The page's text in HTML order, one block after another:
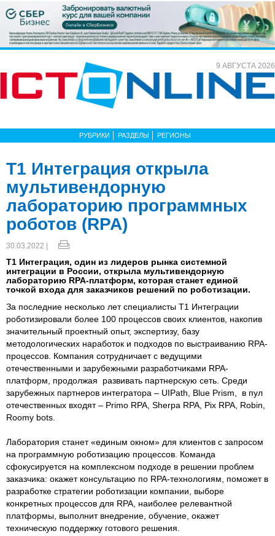
9 АВГУСТА 2026
РУБРИКИ РАЗДЕЛЫ РЕГИОНЫ
Т1 Интеграция открыла
мультивендорную
лабораторию программных
роботов (RPA)
30.03.2022 |
Т1 Интеграция, один из лидеров рынка системной
интеграции в России, открыла мультивендорную
лабораторию RPA-платформ, которая станет единой
точкой входа для заказчиков решений по роботизации.
За последние несколько лет специалисты Т1 Интеграции
роботизировали более 100 процессов своих клиентов, накопив
значительный проектный опыт, экспертизу, базу
методологических наработок и подходов по выстраиванию RPA-
процессов. Компания сотрудничает с ведущими
отечественными и зарубежными разработчиками RPA-
платформ, продолжая развивать партнерскую сеть. Среди
зарубежных партнеров интегратора – UIPath, Blue Prism, в пул
отечественных входят – Primo RPA, Sherpa RPA, Pix RPA, Robin,
Roomy bots.
Лаборатория станет «единым окном» для клиентов с запросом
на программную роботизацию процессов. Команда
сфокусируется на комплексном подходе в решении проблем
заказчика: окажет консультацию по RPA-технологиям, поможет в
разработке стратегии роботизации компании, выборе
конкретных процессов для RPA, наиболее релевантной
платформы, выполнит внедрение, обучение, окажет
техническую поддержку готового решения.